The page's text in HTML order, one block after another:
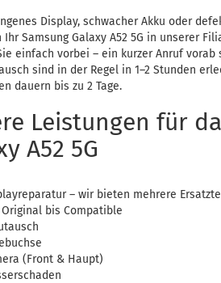
Display, schwacher Akku oder
Ihr Samsung Galaxy A52 5G in unserer
einfach vorbei – ein kurzer Anruf
sind in der Regel in 1–2 Stunden
dauern bis zu 2 Tage.
Leistungen für
A52 5G
– wir bieten mehrere
bis Compatible
(Front & Haupt)